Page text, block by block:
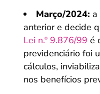
Março/2024:
anterior e decide
Lei n.º 9.876/99 é
previdenciário foi
cálculos,
nos benefícios